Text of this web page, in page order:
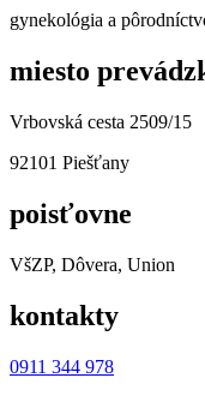
gynekológia a
miesto
Vrbovská cesta 2509/15
92101 Piešťany
poisťovne
VšZP, Dôvera, Union
kontakty
0911 344 978